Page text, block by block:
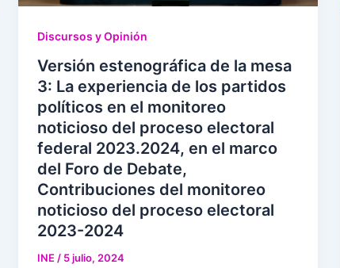
Discursos y Opinión
Versión estenográfica de la mesa
3: La experiencia de los partidos
políticos en el monitoreo
noticioso del proceso electoral
federal 2023.2024, en el marco
del Foro de Debate,
Contribuciones del monitoreo
noticioso del proceso electoral
2023-2024
INE/ 5 julio, 2024